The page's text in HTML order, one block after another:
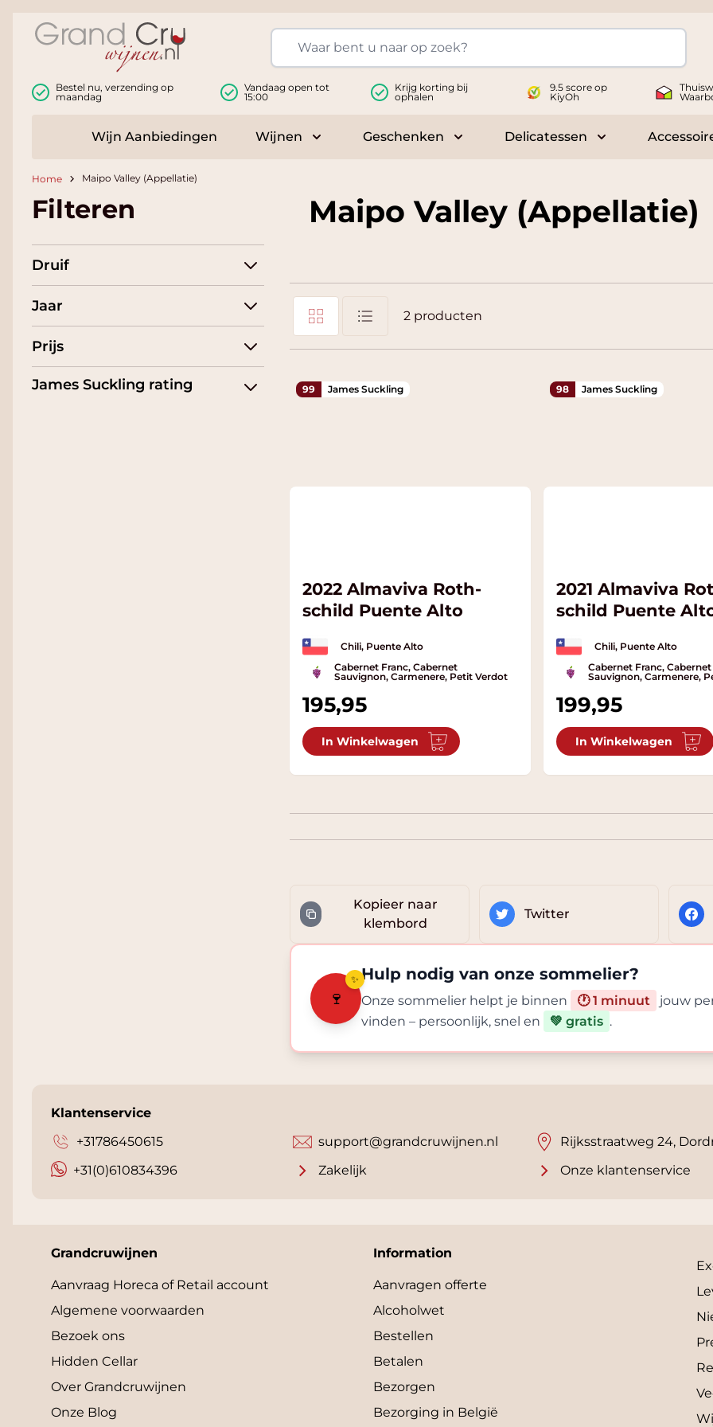
Bestel nu, verzending op
maandag
Vandaag open tot
15:00
Krijg korting bij
ophalen
9.5 score op
KiyOh
Wijn Aanbiedingen Wijnen
Toggle submenu for Wijnen
Geschenken
Toggle submenu for Geschenken
Delicatessen
Toggle submenu
Home Maipo Valley (Appellatie)
Filteren
Druif
Jaar
Prijs
James Suckling rating
Maipo Valley (Appellatie)
Tonen als 2producten
99 James Suckling
2022 Almaviva Roth­
schild Puente Alto
Chili, Puente Alto
Cabernet Franc, Cabernet
Sauvignon, Carmenere, Petit Verdot
195,95
In Winkelwagen
98 James Suckling
2021 Almaviva
schild Puente
Chili, Puente Alto
Cabernet Franc, Cabernet
Sauvignon, Carmenere,
199,95
In Winkelwagen
Kopieer naar
klembord
Twitter
🍷
✨ Hulp nodig van onze sommelier?
Onze sommelier helpt je binnen 🕐 1 minuut
jouw
vinden – persoonlijk, snel en
💚 gratis .
Klantenservice
+31786450615
+31(0)610834396
support@grandcruwijnen.nl
Rijksstraatweg 24,
Zakelijk
Onze klantenservice
Grandcruwijnen
Aanvraag Horeca of Retail account
Algemene voorwaarden
Bezoek ons
Hidden Cellar
Over Grandcruwijnen
Onze Blog
Information
Aanvragen offerte
Alcoholwet
Bestellen
Betalen
Bezorgen
Bezorging in België